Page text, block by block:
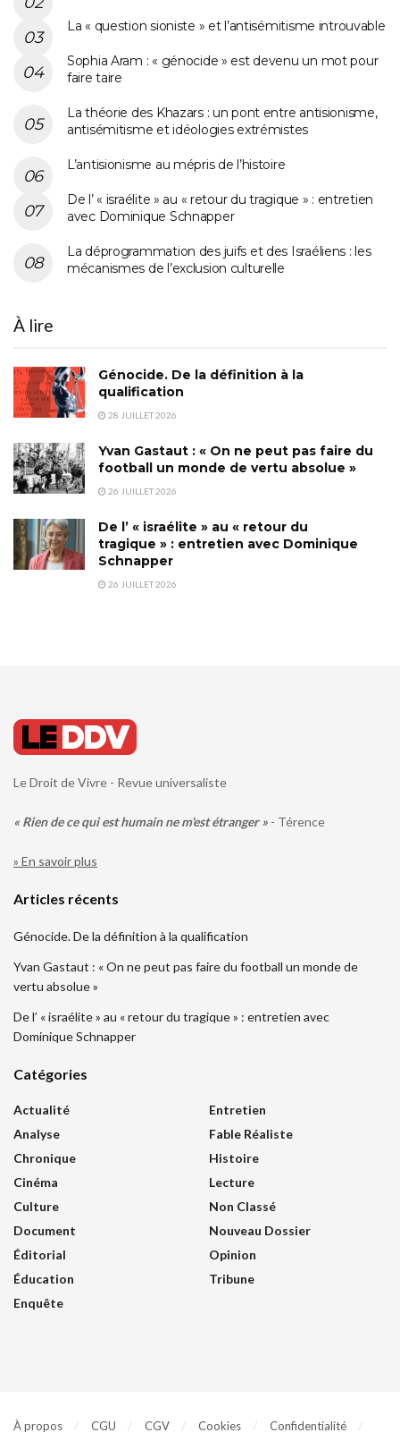
La « question sioniste » et l’antisémitisme introuvable
Sophia Aram : « génocide » est devenu un mot pour
faire taire
La théorie des Khazars : un pont entre antisionisme,
antisémitisme et idéologies extrémistes
L’antisionisme au mépris de l’histoire
De l’ « israélite » au « retour du tragique » : entretien
avec Dominique Schnapper
La déprogrammation des juifs et des Israéliens : les
mécanismes de l’exclusion culturelle
À lire
Génocide. De la définition à la
qualification
28 JUILLET 2026
Yvan Gastaut : « On ne peut pas faire du
football un monde de vertu absolue »
26 JUILLET 2026
De l’ « israélite » au « retour du
tragique » : entretien avec Dominique
Schnapper
26 JUILLET 2026
Le Droit de Vivre - Revue universaliste
« Rien de ce qui est humain ne m'est étranger » - Térence
» En savoir plus
Articles récents
Génocide. De la définition à la qualification
Yvan Gastaut : « On ne peut pas faire du football un monde de
vertu absolue »
De l’ « israélite » au « retour du tragique » : entretien avec
Dominique Schnapper
Catégories
Actualité
Analyse
Chronique
Cinéma
Culture
Document
Éditorial
Éducation
Enquête
Entretien
Fable Réaliste
Histoire
Lecture
Non Classé
Nouveau Dossier
Opinion
Tribune
À propos CGU CGV Cookies
Confidentialité